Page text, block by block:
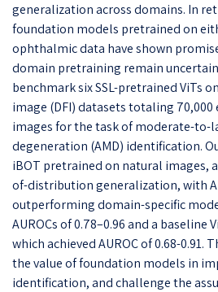
generalization across domains. In
foundation models pretrained on
ophthalmic data have shown
domain pretraining remain
benchmark six SSL-pretrained ViTs
image (DFI) datasets totaling
images for the task of moderate-to-
degeneration (AMD) identification.
iBOT pretrained on natural images,
of-distribution generalization, with
outperforming domain-specific
AUROCs of 0.78–0.96 and a
which achieved AUROC of 0.68-
the value of foundation models in
identification, and challenge the